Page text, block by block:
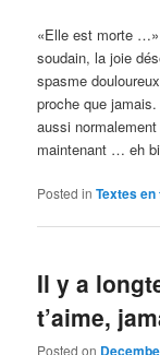
«Elle est morte …»
soudain, la joie
spasme
proche que
aussi
maintenant … eh
Posted in Textes
Il y a
t’aime,
Posted on